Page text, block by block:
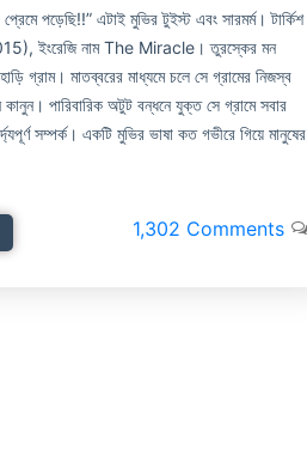
পড়েছি!!” এটাই মুভির টুইস্ট এবং সারমর্ম। টার্কিশ
ইংরেজি নাম The Miracle। তুরস্কের মন
গ্রাম। মাতব্বরের মাধ্যমে চলে সে গ্রামের নিজস্ব
পারিবারিক অটুট বন্ধনে যুক্ত সে গ্রামে সবার
সম্পর্ক। একটি মুভির ভাষা কত গভীরে গিয়ে মানুষের
1,302 Comments